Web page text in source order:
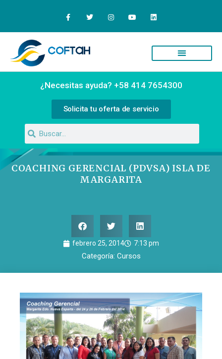
¿Necesitas ayuda? +58 414 7654300
Solicita tu oferta de servicio
COACHING GERENCIAL (PDVSA) ISLA DE
MARGARITA
febrero 25, 2014 7:13 pm
Categoría: Cursos